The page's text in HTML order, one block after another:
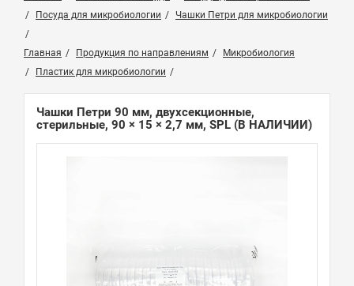
Посуда для микробиологии
Чашки Петри для микробиологии
Главная Продукция по направлениям
Микробиология
Пластик для микробиологии
Чашки Петри 90 мм, двухсекционные,
стерильные, 90 × 15 × 2,7 мм, SPL (В НАЛИЧИИ)